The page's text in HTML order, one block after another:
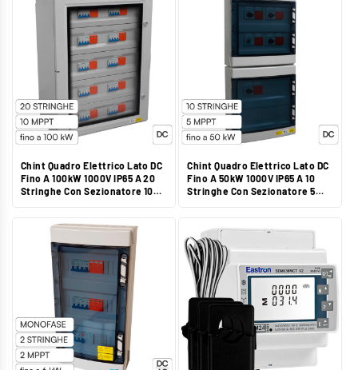
Chint Quadro Elettrico Lato DC
Fino A 100kW 1000V IP65 A 20
Stringhe Con Sezionatore 10
Chint Quadro Elettrico Lato DC
Fino A 50kW 1000V IP65 A 10
Stringhe Con Sezionatore 5